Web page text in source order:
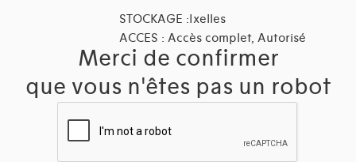
STOCKAGE :Ixelles
ACCES : Accès complet, Autorisé
Merci de confirmer
que vous n'êtes pas un robot